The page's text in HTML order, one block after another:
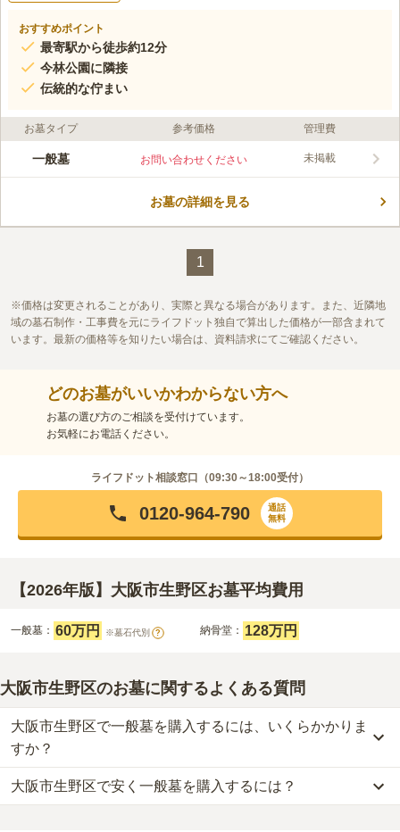
おすすめポイント
最寄駅から徒歩約12分
今林公園に隣接
伝統的な佇まい
お墓タイプ 参考価格 管理費
一般墓 お問い合わせください 未掲載
お墓の詳細を見る
1
価格は変更されることがあり、実際と異なる場合があります。また、近隣地
域の墓石制作・工事費を元にライフドット独自で算出した価格が一部含まれて
います。最新の価格等を知りたい場合は、資料請求にてご確認ください。
どのお墓がいいかわからない方へ
お墓の選び方のご相談を受付けています。
お気軽にお電話ください。
ライフドット相談窓口（09:30～18:00受付）
0120-964-790
通話
無料
【2026年版】大阪市生野区お墓平均費用
一般墓： 60万円 ※墓石代別 ? 納骨堂： 128万円
大阪市生野区のお墓に関するよくある質問
大阪市生野区で一般墓を購入するには、いくらかかりま
すか？
大阪市生野区での購入費用の目安は、一般墓が約206万円
一般墓を建てる場合は、「永代使用料（土地代）」と「墓石代」の
大阪市生野区で安く一般墓を購入するには？